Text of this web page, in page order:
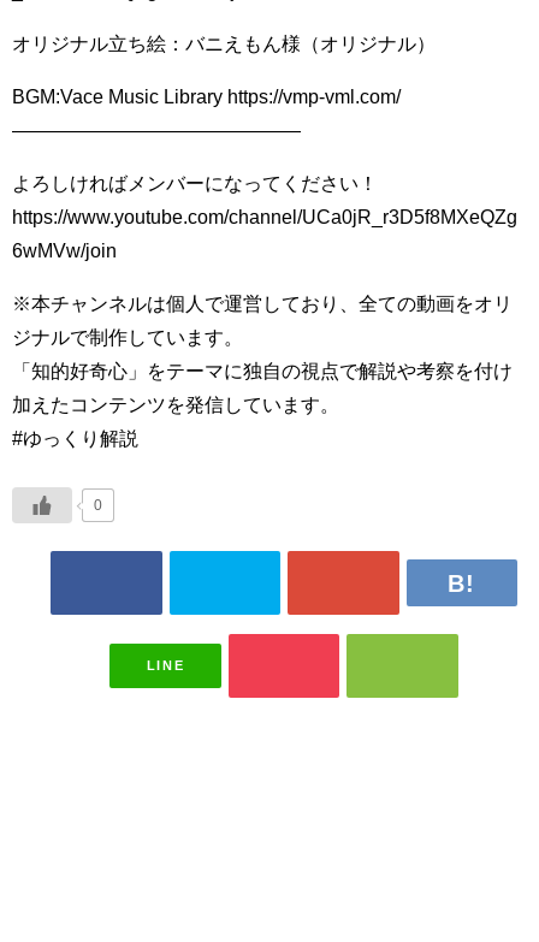
オリジナル立ち絵：バニえもん様（オリジナル）
BGM:Vace Music Library https://vmp-vml.com/
———————————————
よろしければメンバーになってください！
https://www.youtube.com/channel/UCa0jR_r3D5f8MXeQZg
6wMVw/join
※本チャンネルは個人で運営しており、全ての動画をオリ
ジナルで制作しています。
「知的好奇心」をテーマに独自の視点で解説や考察を付け
加えたコンテンツを発信しています。
#ゆっくり解説
0
LINE